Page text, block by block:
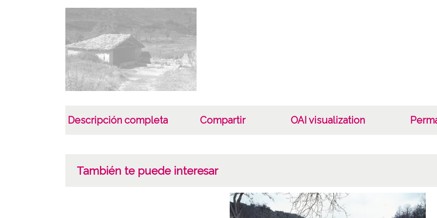
Descripción completa Compartir OAI visualization
También te puede interesar